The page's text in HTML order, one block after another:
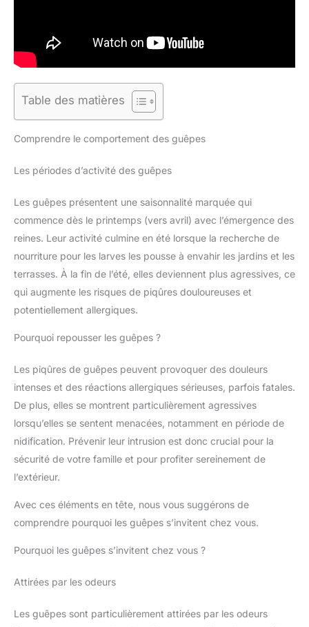
Table des matières
Comprendre le comportement des guêpes
Les périodes d’activité des guêpes
Les guêpes présentent une saisonnalité marquée qui
commence dès le printemps (vers avril) avec l’émergence des
reines. Leur activité culmine en été lorsque la recherche de
nourriture pour les larves les pousse à envahir les jardins et les
terrasses. À la fin de l’été, elles deviennent plus agressives, ce
qui augmente les risques de piqûres douloureuses et
potentiellement allergiques.
Pourquoi repousser les guêpes ?
Les piqûres de guêpes peuvent provoquer des douleurs
intenses et des réactions allergiques sérieuses, parfois fatales.
De plus, elles se montrent particulièrement agressives
lorsqu’elles se sentent menacées, notamment en période de
nidification. Prévenir leur intrusion est donc crucial pour la
sécurité de votre famille et pour profiter sereinement de
l’extérieur.
Avec ces éléments en tête, nous vous suggérons de
comprendre pourquoi les guêpes s’invitent chez vous.
Pourquoi les guêpes s’invitent chez vous ?
Attirées par les odeurs
Les guêpes sont particulièrement attirées par les odeurs